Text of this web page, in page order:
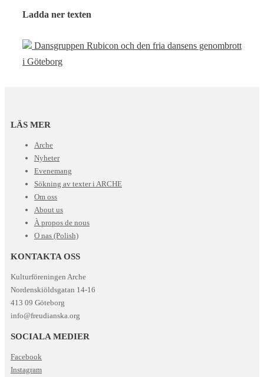
Ladda ner texten
Dansgruppen Rubicon och den fria dansens genombrott
i Göteborg
LÄS MER
Arche
Nyheter
Evenemang
Sökning av texter i ARCHE
Om oss
About us
À propos de nous
O nas (Polish)
KONTAKTA OSS
Kulturföreningen Arche
Nordenskiöldsgatan 14-16
413 09 Göteborg
info@freudianska.org
SOCIALA MEDIER
Facebook
Instagram